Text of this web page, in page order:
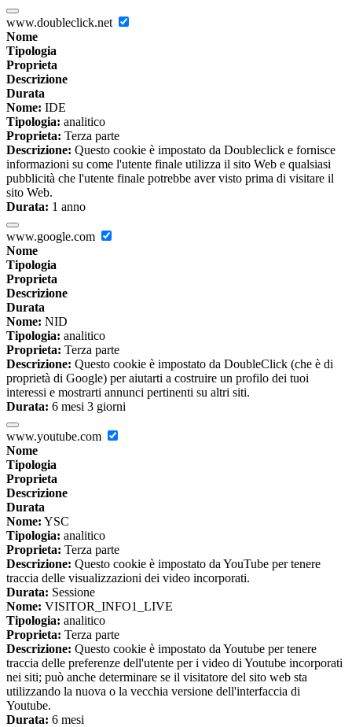
www.doubleclick.net
Nome
Tipologia
Proprieta
Descrizione
Durata
Nome: IDE
Tipologia: analitico
Proprieta: Terza parte
Descrizione: Questo cookie è impostato da Doubleclick e fornisce
informazioni su come l'utente finale utilizza il sito Web e qualsiasi
pubblicità che l'utente finale potrebbe aver visto prima di visitare il
sito Web.
Durata: 1 anno
www.google.com
Nome
Tipologia
Proprieta
Descrizione
Durata
Nome: NID
Tipologia: analitico
Proprieta: Terza parte
Descrizione: Questo cookie è impostato da DoubleClick (che è di
proprietà di Google) per aiutarti a costruire un profilo dei tuoi
interessi e mostrarti annunci pertinenti su altri siti.
Durata: 6 mesi 3 giorni
www.youtube.com
Nome
Tipologia
Proprieta
Descrizione
Durata
Nome: YSC
Tipologia: analitico
Proprieta: Terza parte
Descrizione: Questo cookie è impostato da YouTube per tenere
traccia delle visualizzazioni dei video incorporati.
Durata: Sessione
Nome: VISITOR_INFO1_LIVE
Tipologia: analitico
Proprieta: Terza parte
Descrizione: Questo cookie è impostato da Youtube per tenere
traccia delle preferenze dell'utente per i video di Youtube incorporati
nei siti; può anche determinare se il visitatore del sito web sta
utilizzando la nuova o la vecchia versione dell'interfaccia di
Youtube.
Durata: 6 mesi